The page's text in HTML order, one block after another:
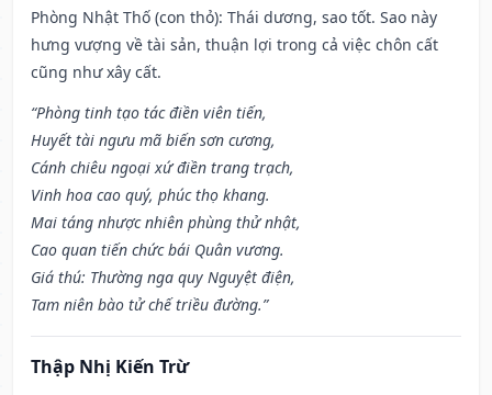
Phòng Nhật Thố (con thỏ): Thái dương, sao tốt. Sao này
hưng vượng về tài sản, thuận lợi trong cả việc chôn cất
cũng như xây cất.
“Phòng tinh tạo tác điền viên tiến,
Huyết tài ngưu mã biến sơn cương,
Cánh chiêu ngoại xứ điền trang trạch,
Vinh hoa cao quý, phúc thọ khang.
Mai táng nhược nhiên phùng thử nhật,
Cao quan tiến chức bái Quân vương.
Giá thú: Thường nga quy Nguyệt điện,
Tam niên bào tử chế triều đường.”
Thập Nhị Kiến Trừ